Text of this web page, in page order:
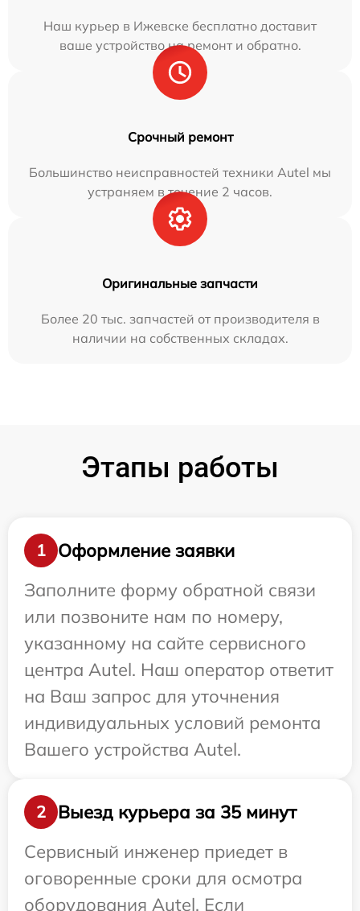
Наш курьер в Ижевске бесплатно доставит
ваше устройство на ремонт и обратно.
Срочный ремонт
Большинство неисправностей техники Autel мы
устраняем в течение 2 часов.
Оригинальные запчасти
Более 20 тыс. запчастей от производителя в
наличии на собственных складах.
Этапы работы
1
Оформление заявки
Заполните форму обратной связи
или позвоните нам по номеру,
указанному на сайте сервисного
центра Autel. Наш оператор ответит
на Ваш запрос для уточнения
индивидуальных условий ремонта
Вашего устройства Autel.
2
Выезд курьера за 35 минут
Сервисный инженер приедет в
оговоренные сроки для осмотра
оборудования Autel. Если